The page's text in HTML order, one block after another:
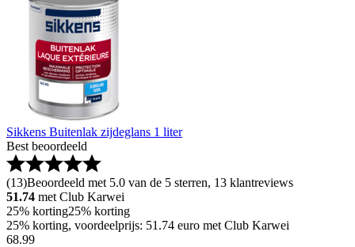
Sikkens Buitenlak zijdeglans 1 liter
Best beoordeeld
(13)Beoordeeld met 5.0 van de 5 sterren, 13 klantreviews
51.74 met Club Karwei
25% korting25% korting
25% korting, voordeelprijs: 51.74 euro met Club Karwei
68.99